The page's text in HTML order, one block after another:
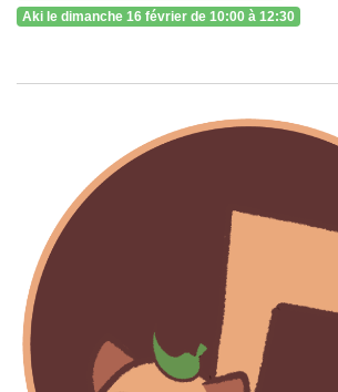
Aki le dimanche 16 février de 10:00 à 12:30